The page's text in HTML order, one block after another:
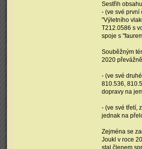
Sestřih
- (ve své první
"Výletního
T212.0586 s
spoje s
Souběžným
2020
- (ve své
810.536,
dopravy na
- (ve své třetí,
jednak na
Zejména se
Joukl v roce
stal členem